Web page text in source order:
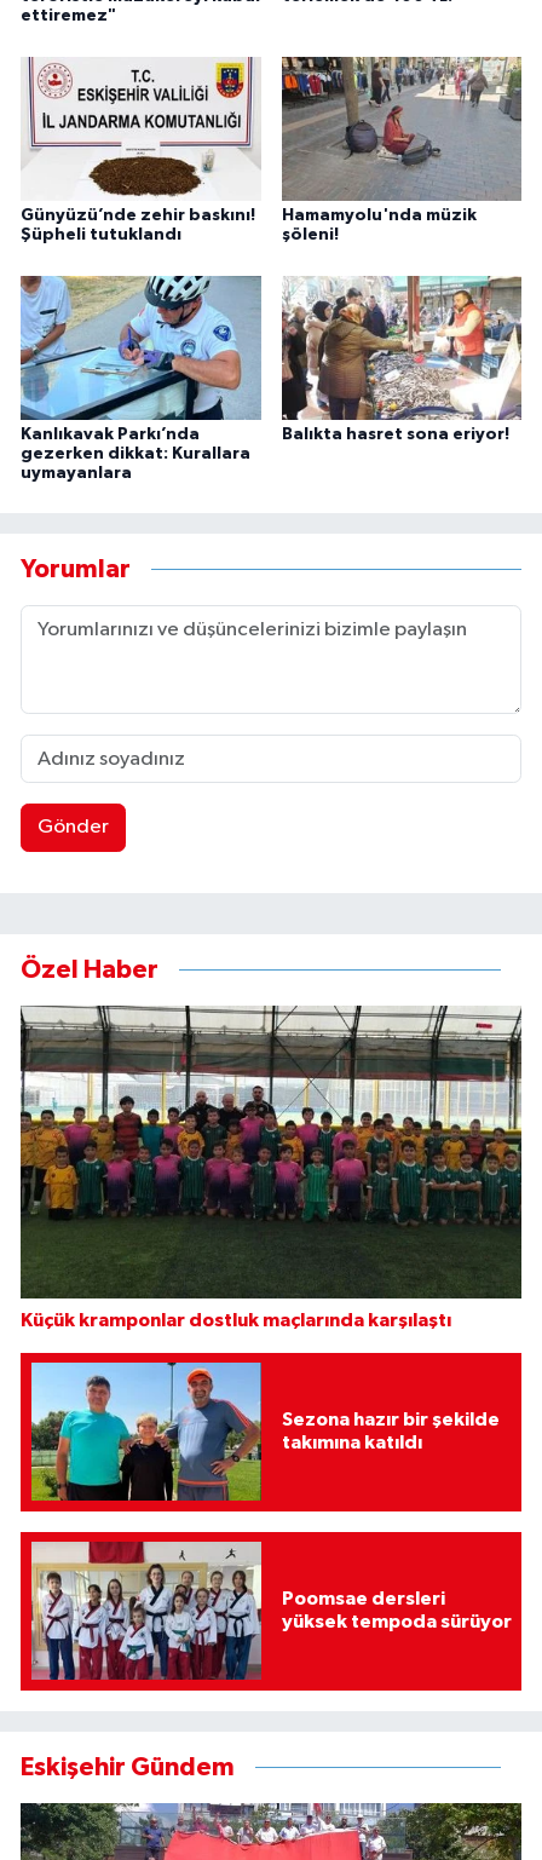
ettiremez"
Günyüzü’nde zehir baskını!
Şüpheli tutuklandı
Hamamyolu'nda müzik
şöleni!
Kanlıkavak Parkı’nda
gezerken dikkat: Kurallara
uymayanlara
Balıkta hasret sona eriyor!
Yorumlar
Gönder
Özel Haber
Küçük kramponlar dostluk maçlarında karşılaştı
Sezona hazır bir şekilde
takımına katıldı
Poomsae dersleri
yüksek tempoda sürüyor
Eskişehir Gündem